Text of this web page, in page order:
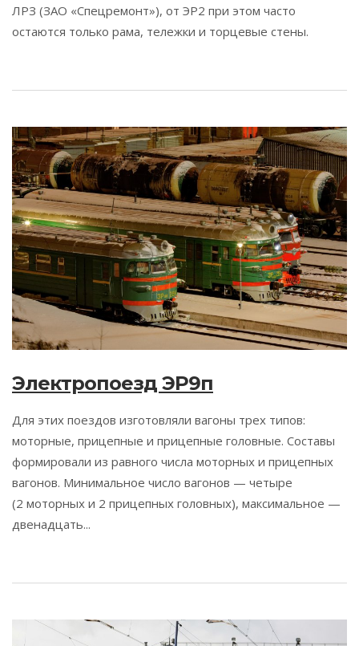
ЛРЗ (ЗАО «Спецремонт»), от ЭР2 при этом часто
остаются только рама, тележки и торцевые стены.
Электропоезд ЭР9п
Для этих поездов изготовляли вагоны трех типов:
моторные, прицепные и прицепные головные. Составы
формировали из равного числа моторных и прицепных
вагонов. Минимальное число вагонов — четыре
(2 моторных и 2 прицепных головных), максимальное —
двенадцать...